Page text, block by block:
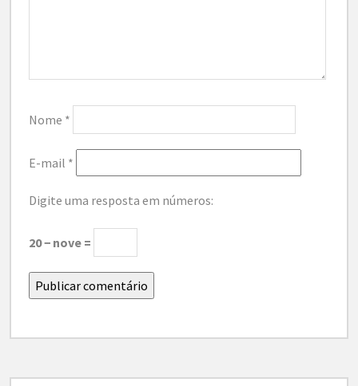
Nome *
E-mail *
Digite uma resposta em números:
20 − nove =